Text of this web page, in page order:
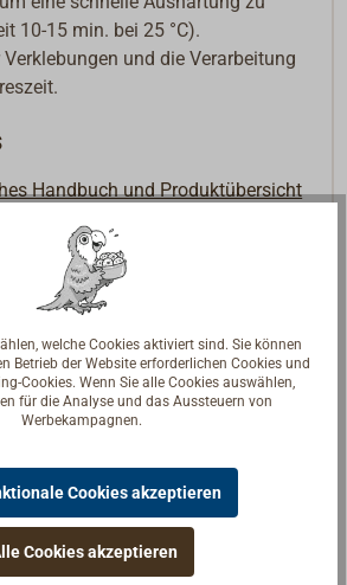
10-15 min. bei 25 °C).
und die Verarbeitung
Handbuch und Produktübersicht
welche Cookies aktiviert sind. Sie können
Betrieb der Website erforderlichen Cookies und
Cookies. Wenn Sie alle Cookies auswählen,
für die Analyse und das Aussteuern von
Werbekampagnen.
Cookies akzeptieren
Cookies akzeptieren